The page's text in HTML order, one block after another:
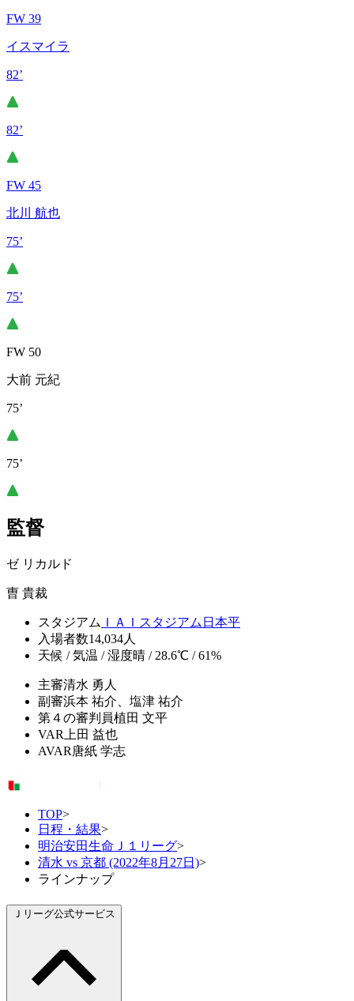
FW 39
イスマイラ
82’
82’
FW 45
北川 航也
75’
75’
FW 50
大前 元紀
75’
75’
監督
ゼ リカルド
曺 貴裁
スタジアム ＩＡＩスタジアム日本平
入場者数14,034人
天候 / 気温 / 湿度晴 / 28.6℃ / 61%
主審清水 勇人
副審浜本 祐介、塩津 祐介
第４の審判員植田 文平
VAR 上田 益也
AVAR 唐紙 学志
TOP>
日程・結果>
明治安田生命Ｊ１リーグ>
清水 vs 京都 (2022年8月27日)>
ラインナップ
Ｊリーグ公式サービス